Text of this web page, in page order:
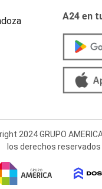
A24 en
2024 GRUPO
los derechos reservados